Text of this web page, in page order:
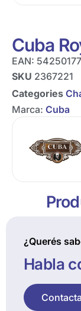
Cuba
EAN:
SKU 2367221
Categories
Marca: Cuba
¿Querés
Habla